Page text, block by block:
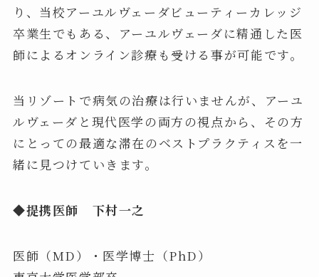
り、当校アーユルヴェーダビューティーカレッジ
卒業生でもある、アーユルヴェーダに精通した医
師によるオンライン診療も受ける事が可能です。
当リゾートで病気の治療は行いませんが、アーユ
ルヴェーダと現代医学の両方の視点から、その方
にとっての最適な滞在のベストプラクティスを一
緒に見つけていきます。
◆提携医師 下村一之
医師（MD）・医学博士（PhD）